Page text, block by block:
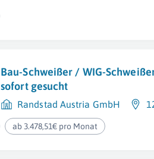
Bau-Schweißer / WIG-
sofort gesucht
Randstad Austria GmbH
ab 3.478,51€ pro Monat